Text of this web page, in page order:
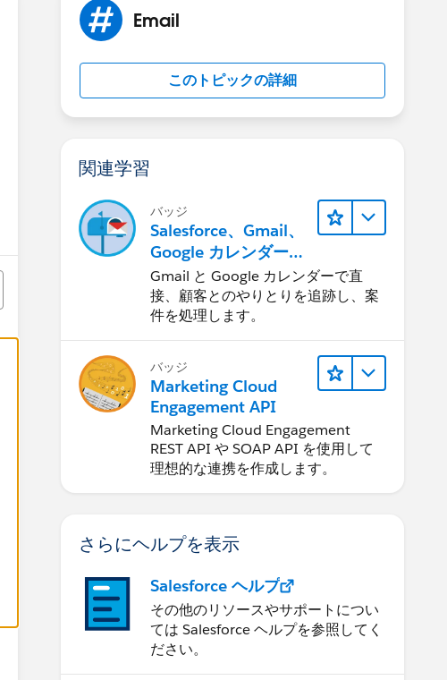
Email
このトピックの詳細
関連学習
バッジ
Salesforce、Gmail、
Google カレンダーの
統合
Gmail と Google カレンダーで直
接、顧客とのやりとりを追跡し、案
件を処理します。
バッジ
Marketing Cloud
Engagement API
Marketing Cloud Engagement
REST API や SOAP API を使用して
理想的な連携を作成します。
さらにヘルプを表示
Salesforce ヘルプ
その他のリソースやサポートについ
ては Salesforce ヘルプを参照してく
ださい。